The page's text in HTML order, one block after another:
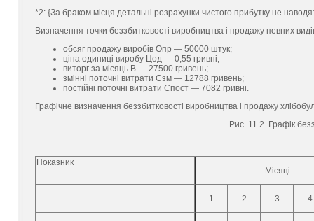
*2: {За браком місця детальні розрахунки чистого прибутку не
Визначення точки беззбитковості виробництва і продажу певних
обсяг продажу виробів Опр — 50000 штук;
ціна одиниці виробу Цод — 0,55 гривні;
виторг за місяць В — 27500 гривень;
змінні поточні витрати Сзм — 12788 гривень;
постійні поточні витрати Спост — 7082 гривні.
Графічне визначення беззбитковості виробництва і продажу
Рис. 11.2. Графік
Показник
Місяці
1 2 3 4